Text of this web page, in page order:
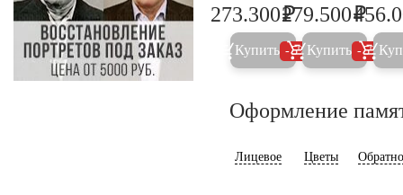
287.700
273.300₽
Купить 5%
279.500₽
Купить 5%
Оформление
Лицевое Цветы